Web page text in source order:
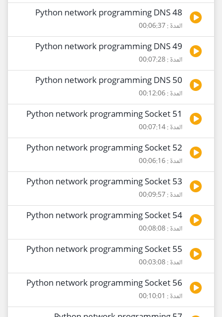
48 Python network programming DNS
المدة : 00:06:37
49 Python network programming DNS
المدة : 00:07:28
50 Python network programming DNS
المدة : 00:12:06
51 Python network programming Socket
المدة : 00:07:14
52 Python network programming Socket
المدة : 00:06:16
53 Python network programming Socket
المدة : 00:09:57
54 Python network programming Socket
المدة : 00:08:08
55 Python network programming Socket
المدة : 00:03:08
56 Python network programming Socket
المدة : 00:10:01